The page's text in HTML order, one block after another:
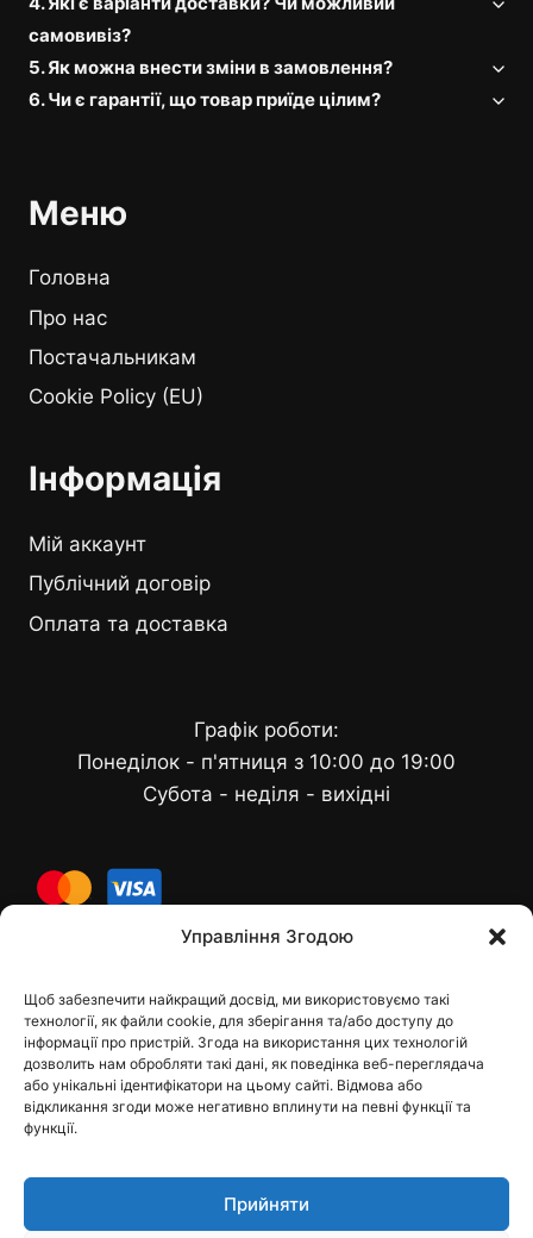
Управління Згодою
Щоб забезпечити найкращий досвід, ми використовуємо такі
технології, як файли cookie, для зберігання та/або доступу до
інформації про пристрій. Згода на використання цих технологій
дозволить нам обробляти такі дані, як поведінка веб-переглядача
або унікальні ідентифікатори на цьому сайті. Відмова або
відкликання згоди може негативно вплинути на певні функції та
функції.
Прийняти
самовивіз?
5. Як можна внести зміни в замовлення?
6. Чи є гарантії, що товар приїде цілим?
Меню
Головна
Про нас
Постачальникам
Cookie Policy (EU)
Інформація
Мій аккаунт
Публічний договір
Оплата та доставка
Графік роботи:
Понеділок - п'ятниця з 10:00 до 19:00
Субота - неділя - вихідні
Контакти
dfbelements@gmail.com